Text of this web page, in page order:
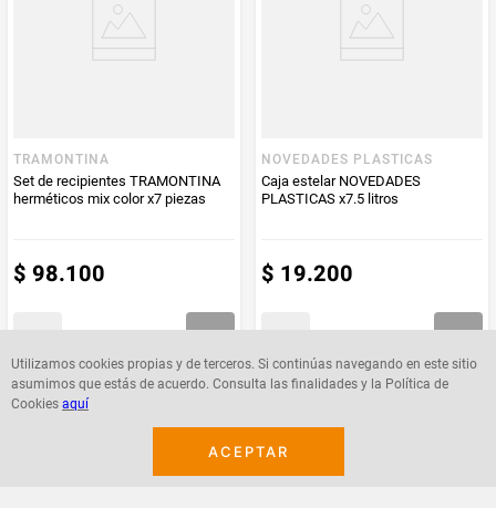
Utilizamos cookies propias y de terceros. Si continúas navegando en este sitio
asumimos que estás de acuerdo. Consulta las finalidades y la Política de
Cookies aquí
ACEPTAR
TRAMONTINA
Set de recipientes TRAMONTINA
herméticos mix color x7 piezas
$ 98.100
NOVEDADES PLASTICAS
Caja estelar NOVEDADES
PLASTICAS x7.5 litros
$ 19.200